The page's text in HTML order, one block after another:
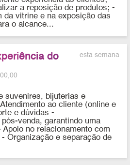
a reposição de produtos; -
da vitrine e na exposição das
o alcance...
esta semana
do
suvenires, bijuterias e
ao cliente (online e
e dúvidas -
venda, garantindo uma
no relacionamento com
Organização e separação de